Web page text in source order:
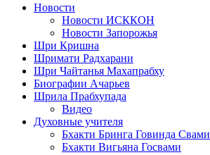
Новости
Новости ИСККОН
Новости Запорожья
Шри Кришна
Шримати Радхарани
Шри Чайтанья Махапрабху
Биографии Ачарьев
Шрила Прабхупада
Видео
Духовные учителя
Бхакти Бринга Говинда Свами
Бхакти Вигьяна Госвами